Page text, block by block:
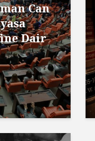
Can
Dair